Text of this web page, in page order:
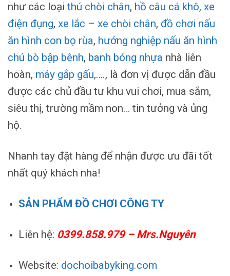
như các loại thú chòi chân, hồ câu cá khô, xe
điện đụng, xe lắc – xe chòi chân, đồ chơi nấu
ăn hình con bọ rùa, hướng nghiệp nấu ăn hình
chú bò bập bênh, banh bóng nhựa nhà liên
hoàn, máy gắp gấu,…., là đơn vị được dẫn đầu
được các chủ đầu tư khu vui chơi, mua sắm,
siêu thị, trường mầm non… tin tưởng và ủng
hộ.
Nhanh tay đặt hàng để nhận được ưu đãi tốt
nhất quý khách nha!
SẢN PHẨM ĐỒ CHƠI CÔNG TY
Liên hệ: 0399.858.979 – Mrs.Nguyên
Website: dochoibabyking.com